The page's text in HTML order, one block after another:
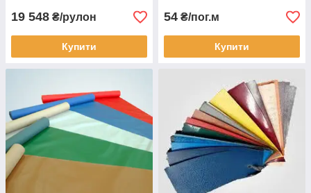
19 548 ₴/рулон
Купити
54 ₴/пог.м
Купити